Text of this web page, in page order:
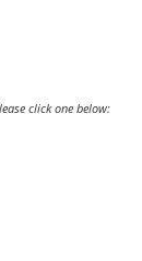
click one below: